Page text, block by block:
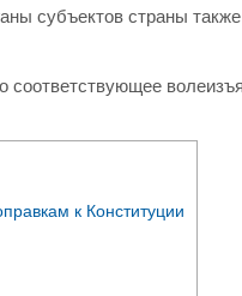
субъектов страны
к Конституции